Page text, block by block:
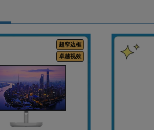
超窄边框
卓越视效